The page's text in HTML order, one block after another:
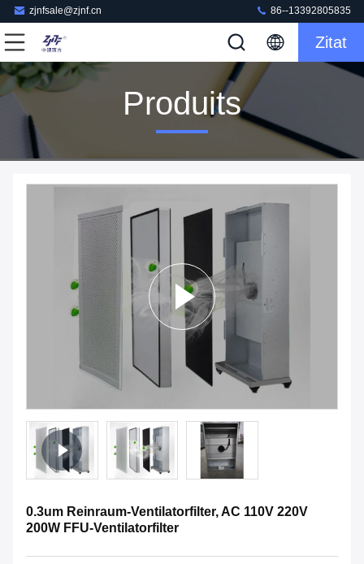
zjnfsale@zjnf.cn 86--13392805835
Zitat
Produits
0.3um Reinraum-Ventilatorfilter, AC 110V 220V
200W FFU-Ventilatorfilter